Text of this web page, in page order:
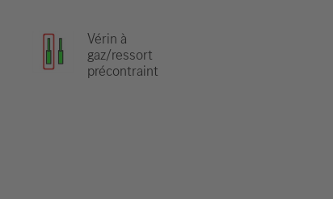
Vérin à
gaz/ressort
précontraint